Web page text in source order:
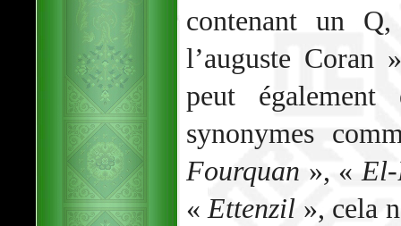
contenant un
l’auguste
peut
synonymes
Fourquan », «
«Ettenzil », cela